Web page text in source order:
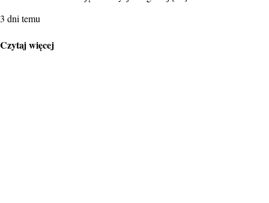
3 dni temu
Czytaj więcej